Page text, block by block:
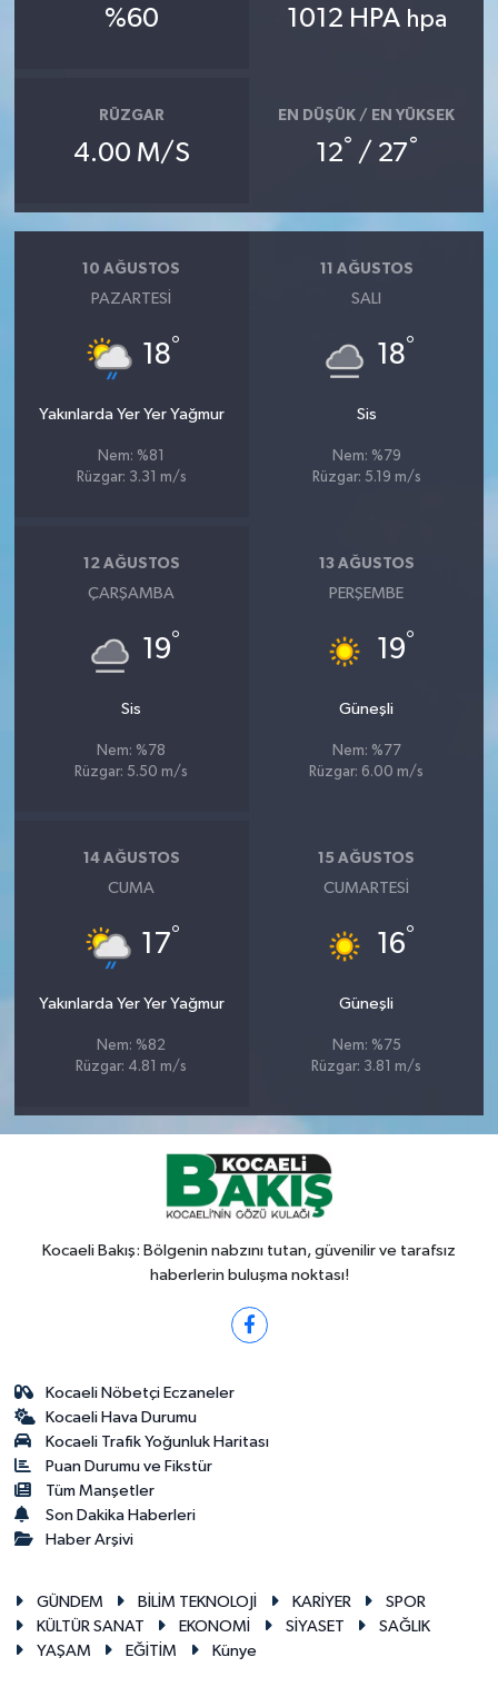
%60 1012 HPA hpa
RÜZGAR
4.00 M/S
EN DÜŞÜK / EN YÜKSEK
12° / 27°
10 AĞUSTOS
PAZARTESI
18°
Yakınlarda Yer Yer Yağmur
Nem: %81
Rüzgar: 3.31 m/s
11 AĞUSTOS
SALI
18°
Sis
Nem: %79
Rüzgar: 5.19 m/s
12 AĞUSTOS
ÇARŞAMBA
19°
Sis
Nem: %78
Rüzgar: 5.50 m/s
13 AĞUSTOS
PERŞEMBE
19°
Güneşli
Nem: %77
Rüzgar: 6.00 m/s
14 AĞUSTOS
CUMA
17°
Yakınlarda Yer Yer Yağmur
Nem: %82
Rüzgar: 4.81 m/s
15 AĞUSTOS
CUMARTESI
16°
Güneşli
Nem: %75
Rüzgar: 3.81 m/s
Kocaeli Bakış: Bölgenin nabzını tutan, güvenilir ve tarafsız
haberlerin buluşma noktası!
Kocaeli Nöbetçi Eczaneler
Kocaeli Hava Durumu
Kocaeli Trafik Yoğunluk Haritası
Puan Durumu ve Fikstür
Tüm Manşetler
Son Dakika Haberleri
Haber Arşivi
GÜNDEM BİLİM TEKNOLOJİ KARİYER
SPOR
KÜLTÜR SANAT
EKONOMİ SİYASET
SAĞLIK
YAŞAM
EĞİTİM Künye